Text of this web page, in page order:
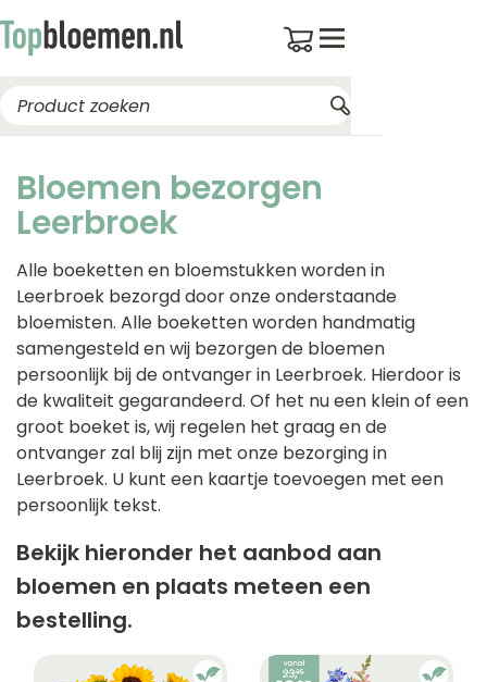
Bloemen bezorgen
Leerbroek
Alle boeketten en bloemstukken worden in
Leerbroek bezorgd door onze onderstaande
bloemisten. Alle boeketten worden handmatig
samengesteld en wij bezorgen de bloemen
persoonlijk bij de ontvanger in Leerbroek. Hierdoor is
de kwaliteit gegarandeerd. Of het nu een klein of een
groot boeket is, wij regelen het graag en de
ontvanger zal blij zijn met onze bezorging in
Leerbroek. U kunt een kaartje toevoegen met een
persoonlijk tekst.
Bekijk hieronder het aanbod aan
bloemen en plaats meteen een
bestelling.